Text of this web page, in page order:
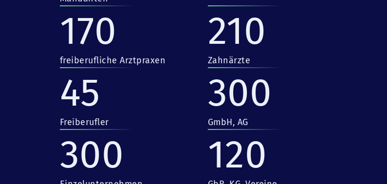
170
freiberufliche Arztpraxen
210
Zahnärzte
45
Freiberufler
300
GmbH, AG
300 120